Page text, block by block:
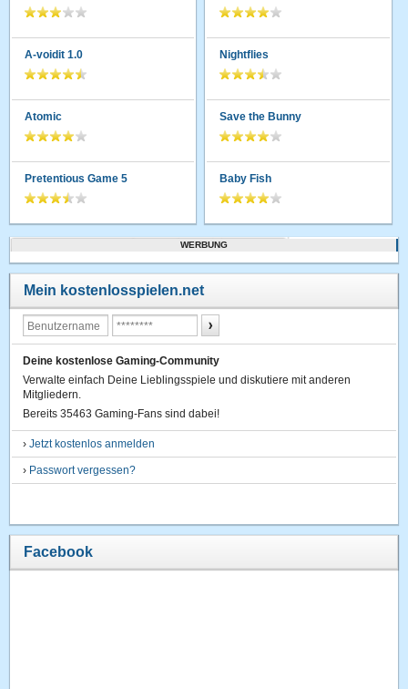
A-voidit 1.0
Atomic
Pretentious Game 5
Nightflies
Save the Bunny
Baby Fish
WERBUNG
Mein kostenlosspielen.net
Deine kostenlose Gaming-Community
Verwalte einfach Deine Lieblingsspiele und diskutiere mit anderen
Mitgliedern.
Bereits 35463 Gaming-Fans sind dabei!
›Jetzt kostenlos anmelden
› Passwort vergessen?
Facebook